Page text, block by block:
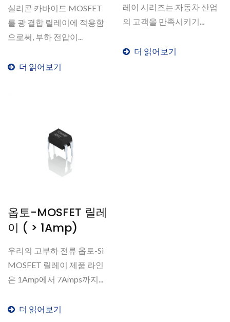
실리콘 카바이드 MOSFET
를 광 결합 릴레이에 적용함
으로써, 부하 전압이...
더 읽어보기
레이 시리즈는 자동차 산업
의 고객을 만족시키기...
더 읽어보기
옵토-MOSFET 릴레
이 ( > 1Amp)
우리의 고부하 전류 옵토-Si
MOSFET 릴레이 제품 라인
은 1Amp에서 7Amps까지...
더 읽어보기